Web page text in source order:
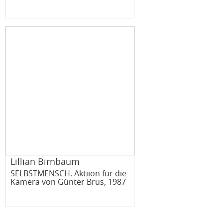
Lillian Birnbaum
SELBSTMENSCH. Aktiion für die
Kamera von Günter Brus, 1987